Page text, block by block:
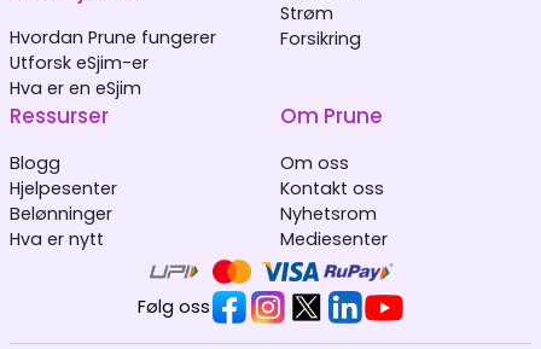
Hvordan Prune fungerer
Utforsk eSjim-er
Hva er en eSjim
Strøm
Forsikring
Ressurser
Blogg
Hjelpesenter
Belønninger
Hva er nytt
Om Prune
Om oss
Kontakt oss
Nyhetsrom
Mediesenter
Følg oss